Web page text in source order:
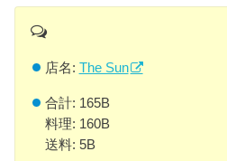
店名: The Sun
合計: 165B
料理: 160B
送料: 5B